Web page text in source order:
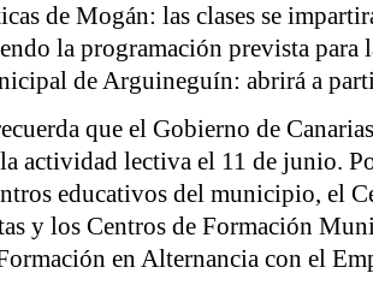
de Mogán: las clases se
la programación prevista para
de Arguineguín: abrirá a
que el Gobierno de
actividad lectiva el 11 de junio.
educativos del municipio, el
y los Centros de Formación
en Alternancia con el